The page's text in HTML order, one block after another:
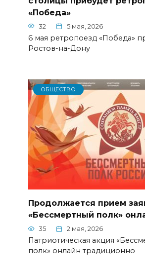
«Победа»
32 5 мая, 2026
6 мая ретропоезд «Победа»
Ростов-на-Дону
ОБЩЕСТВО
Продолжается прием
«Бессмертный полк»
35 2 мая, 2026
Патриотическая акция
полк» онлайн традиционно